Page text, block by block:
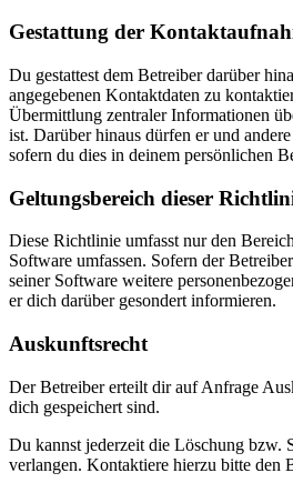
Gestattung der
Du gestattest dem Betreiber darüber
angegebenen Kontaktdaten zu
Übermittlung zentraler Informationen
ist. Darüber hinaus dürfen er und
sofern du dies in deinem persönlichen
Geltungsbereich dieser
Diese Richtlinie umfasst nur den
Software umfassen. Sofern der
seiner Software weitere
er dich darüber gesondert informieren.
Auskunftsrecht
Der Betreiber erteilt dir auf Anfrage
dich gespeichert sind.
Du kannst jederzeit die Löschung bzw.
verlangen. Kontaktiere hierzu bitte den